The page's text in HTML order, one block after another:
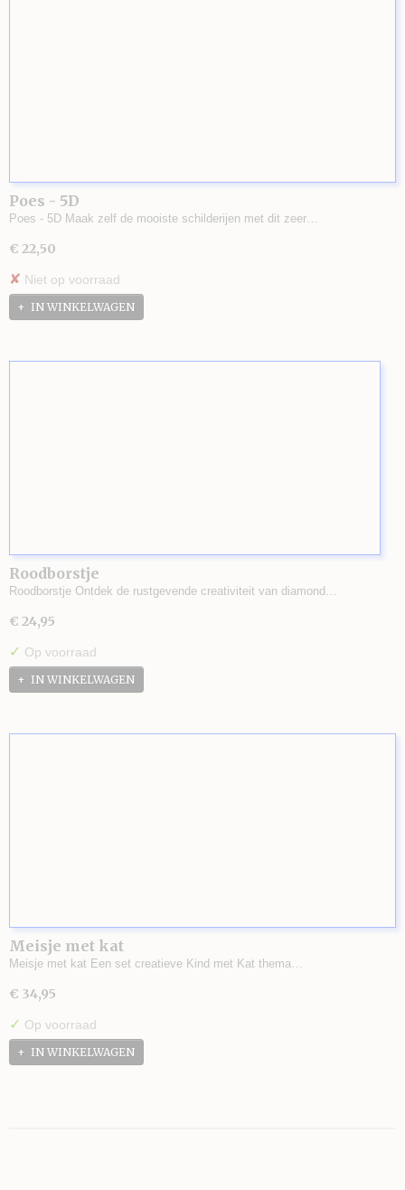
Poes - 5D
Poes - 5D Maak zelf de mooiste schilderijen met dit zeer…
€ 22,50
✘ Niet op voorraad
IN WINKELWAGEN
Roodborstje
Roodborstje Ontdek de rustgevende creativiteit van diamond…
€ 24,95
✓ Op voorraad
IN WINKELWAGEN
Meisje met kat
Meisje met kat Een set creatieve Kind met Kat thema…
€ 34,95
✓ Op voorraad
IN WINKELWAGEN